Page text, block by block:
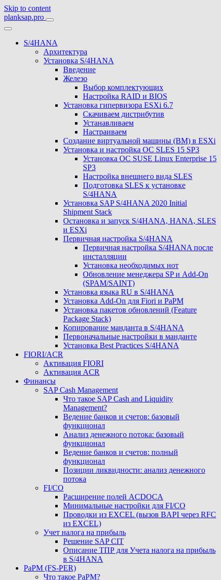
Skip to content
planksap.pro
S/4HANA
Архитектура
Установка S/4HANA
Введение
Железо
Выбор комплектующих
Настройка RAID и BIOS
Установка гипервизора ESXi 6.7
Скачиваем дистрибутив
Устанавливаем
Настраиваем
Создание виртуальной машины (ВМ) в ESXi
Установка и настройка ОС SLES 15 SP3
Установка ОС SUSE Linux Enterprise 15
SP3
Настройка внешнего вида SLES
Подготовка SLES к установке
S/4HANA
Установка SAP S/4HANA 2020 Initial
Shipment Stack
Остановка и запуск S/4HANA, HANA, SLES
и ESXi
Первичная настройка S/4HANA
Первичная настройка S/4HANA после
инсталляции
Установка необходимых нот
Обновление менеджера SP и Add-On
(SPAM/SAINT)
Установка языка RU в S/4HANA
Установка Add-On для Fiori и PaPM
Установка пакетов обновлений (Feature
Package Stack)
Копирование манданта в S/4HANA
Первоначальные настройки в манданте
Установка Best Practices S/4HANA
FIORI/ACR
Активация FIORI
Активация ACR
Финансы
SAP Cash Management
Что такое SAP Cash and Liquidity
Management?
Ведение банков и счетов: базовый
функционал
Анализ денежного потока: базовый
функционал
Ведение банков и счетов: полный
функционал
Позиции ликвидности: анализ денежного
потока
FI/CO
Расширение полей ACDOCA
Минимальные настройки для FI/CO
Проводки из EXCEL (вызов BAPI через RFC
из EXCEL)
Учет налога на прибыль
Решение SAP CIT
Описание ТПР для Учета налога на прибыль
в S/4HANA
PaPM (FS-PER)
Что такое PaPM?